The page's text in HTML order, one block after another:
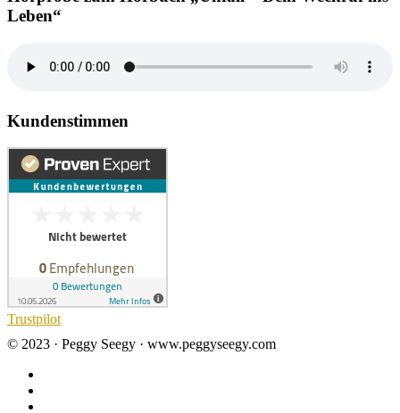
Leben“
Kundenstimmen
Trustpilot
© 2023 · Peggy Seegy · www.peggyseegy.com